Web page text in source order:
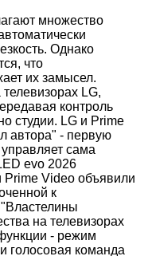
множество
Однако
что
их замысел.
LG,
контроль
студии. LG и Prime
автора" - первую
сама
evo 2026
Prime Video объявили
к
на телевизорах
- режим
голосовая команда